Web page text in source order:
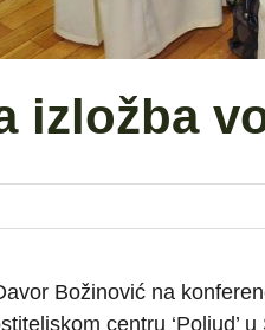
izložba
Božinović na
centru ‘Poljud’